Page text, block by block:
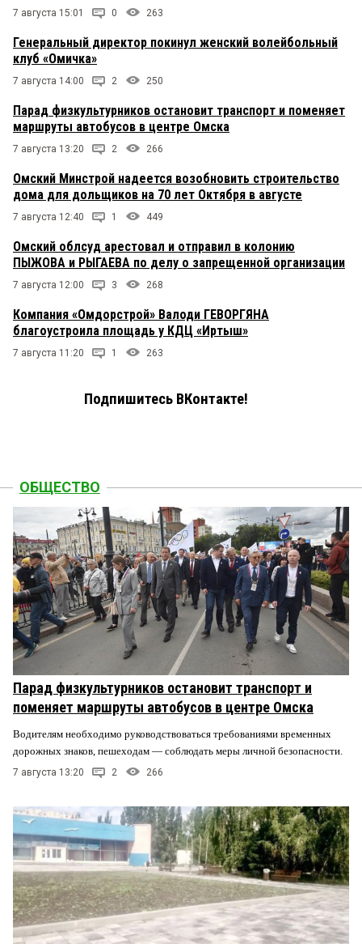
7 августа 15:01 0 263
Генеральный директор покинул женский волейбольный
клуб «Омичка»
7 августа 14:00 2 250
Парад физкультурников остановит транспорт и поменяет
маршруты автобусов в центре Омска
7 августа 13:20 2 266
Омский Минстрой надеется возобновить строительство
дома для дольщиков на 70 лет Октября в августе
7 августа 12:40 1 449
Омский облсуд арестовал и отправил в колонию
ПЫЖОВА и РЫГАЕВА по делу о запрещенной организации
7 августа 12:00 3 268
Компания «Омдорстрой» Валоди ГЕВОРГЯНА
благоустроила площадь у КДЦ «Иртыш»
7 августа 11:20 1 263
Подпишитесь ВКонтакте!
ОБЩЕСТВО
Парад физкультурников остановит транспорт и
поменяет маршруты автобусов в центре Омска
Водителям необходимо руководствоваться требованиями временных
дорожных знаков, пешеходам — соблюдать меры личной безопасности.
7 августа 13:20 2 266